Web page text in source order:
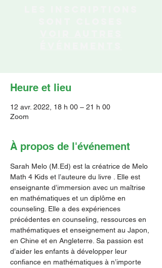
Heure et lieu
12 avr. 2022, 18 h 00 – 21 h 00
Zoom
À propos de l'événement
Sarah Melo (M.Ed) est la créatrice de Melo
Math 4 Kids et l’auteure du livre
. Elle est
enseignante d’immersion avec un maîtrise
en mathématiques et un diplôme en
counseling. Elle a des expériences
précédentes en counseling, ressources en
mathématiques et enseignement au Japon,
en Chine et en Angleterre. Sa passion est
d’aider les enfants à développer leur
confiance en mathématiques à n’importe